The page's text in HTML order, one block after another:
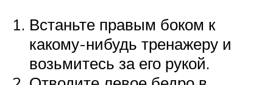
Встаньте правым боком к
какому-нибудь тренажеру и
возьмитесь за его рукой.